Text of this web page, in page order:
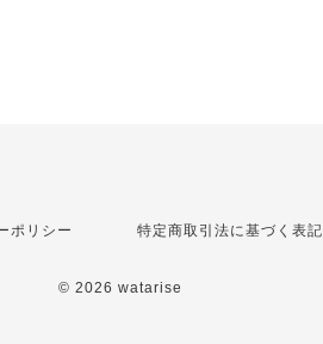
ポリシー 特定商取引法に基づく表記
© 2026 watarise